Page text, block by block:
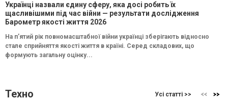
Українці назвали єдину сферу, яка досі робить їх
щасливішими під час війни — результати дослідження
Барометр якості життя 2026
На п’ятий рік повномасштабної війни українці зберігають відносно
стале сприйняття якості життя в країні. Серед складових, що
формують загальну оцінку...
Техно Усі статті >>